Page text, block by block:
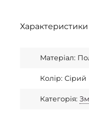
Характеристики
Матеріал:
Колір: Сірий
Категорія: